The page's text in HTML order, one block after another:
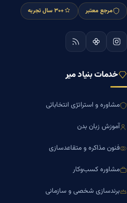
مرجع معتبر +۳۰ سال تجربه
خدمات بنیاد میر
مشاوره و استراتژی انتخاباتی
آموزش زبان بدن
فنون مذاکره و متقاعدسازی
مشاوره کسب‌وکار
برندسازی شخصی و سازمانی